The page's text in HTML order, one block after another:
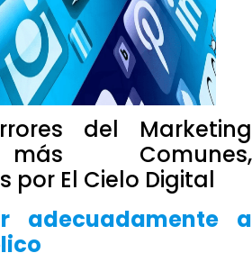
del Marketing
Comunes,
por El Cielo Digital
adecuadamente a